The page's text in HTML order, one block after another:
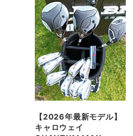
【2026年最新モデル】
キャロウェイ